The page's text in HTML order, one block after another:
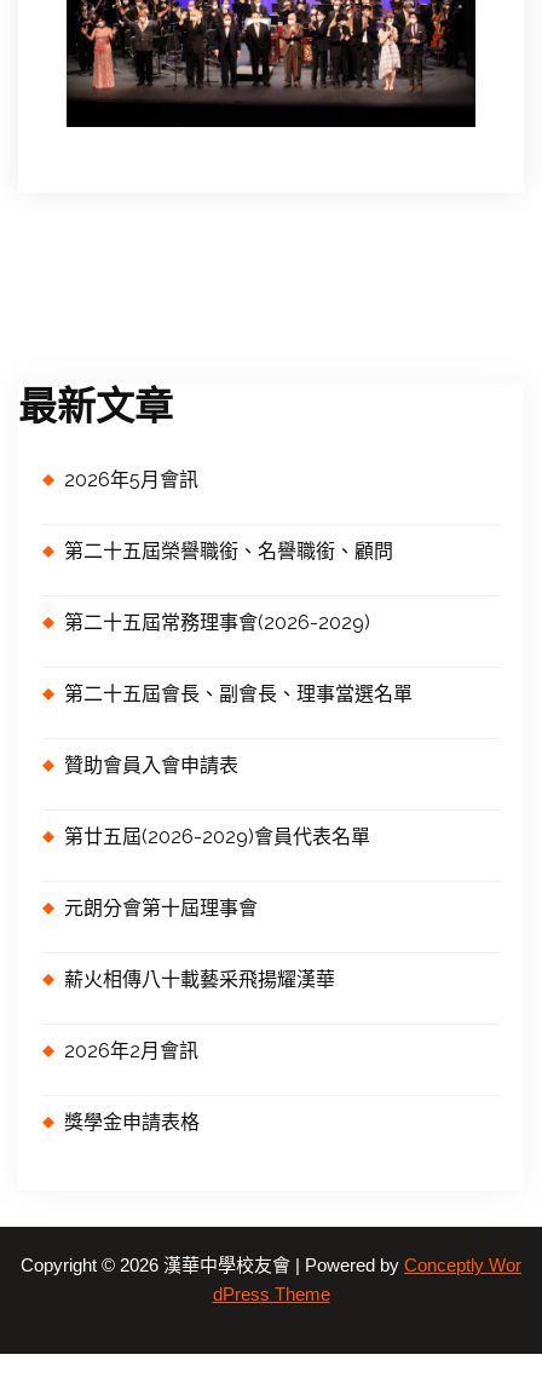
最新文章
2026年5月會訊
第二十五屆榮譽職銜、名譽職銜、顧問
第二十五屆常務理事會(2026-2029)
第二十五屆會長、副會長、理事當選名單
贊助會員入會申請表
第廿五屆(2026-2029)會員代表名單
元朗分會第十屆理事會
薪火相傳八十載藝采飛揚耀漢華
2026年2月會訊
獎學金申請表格
Copyright © 2026 漢華中學校友會 | Powered by Conceptly Wor
dPress Theme